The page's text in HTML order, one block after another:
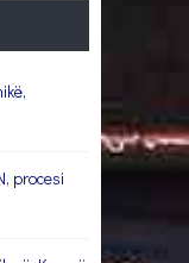
procesi